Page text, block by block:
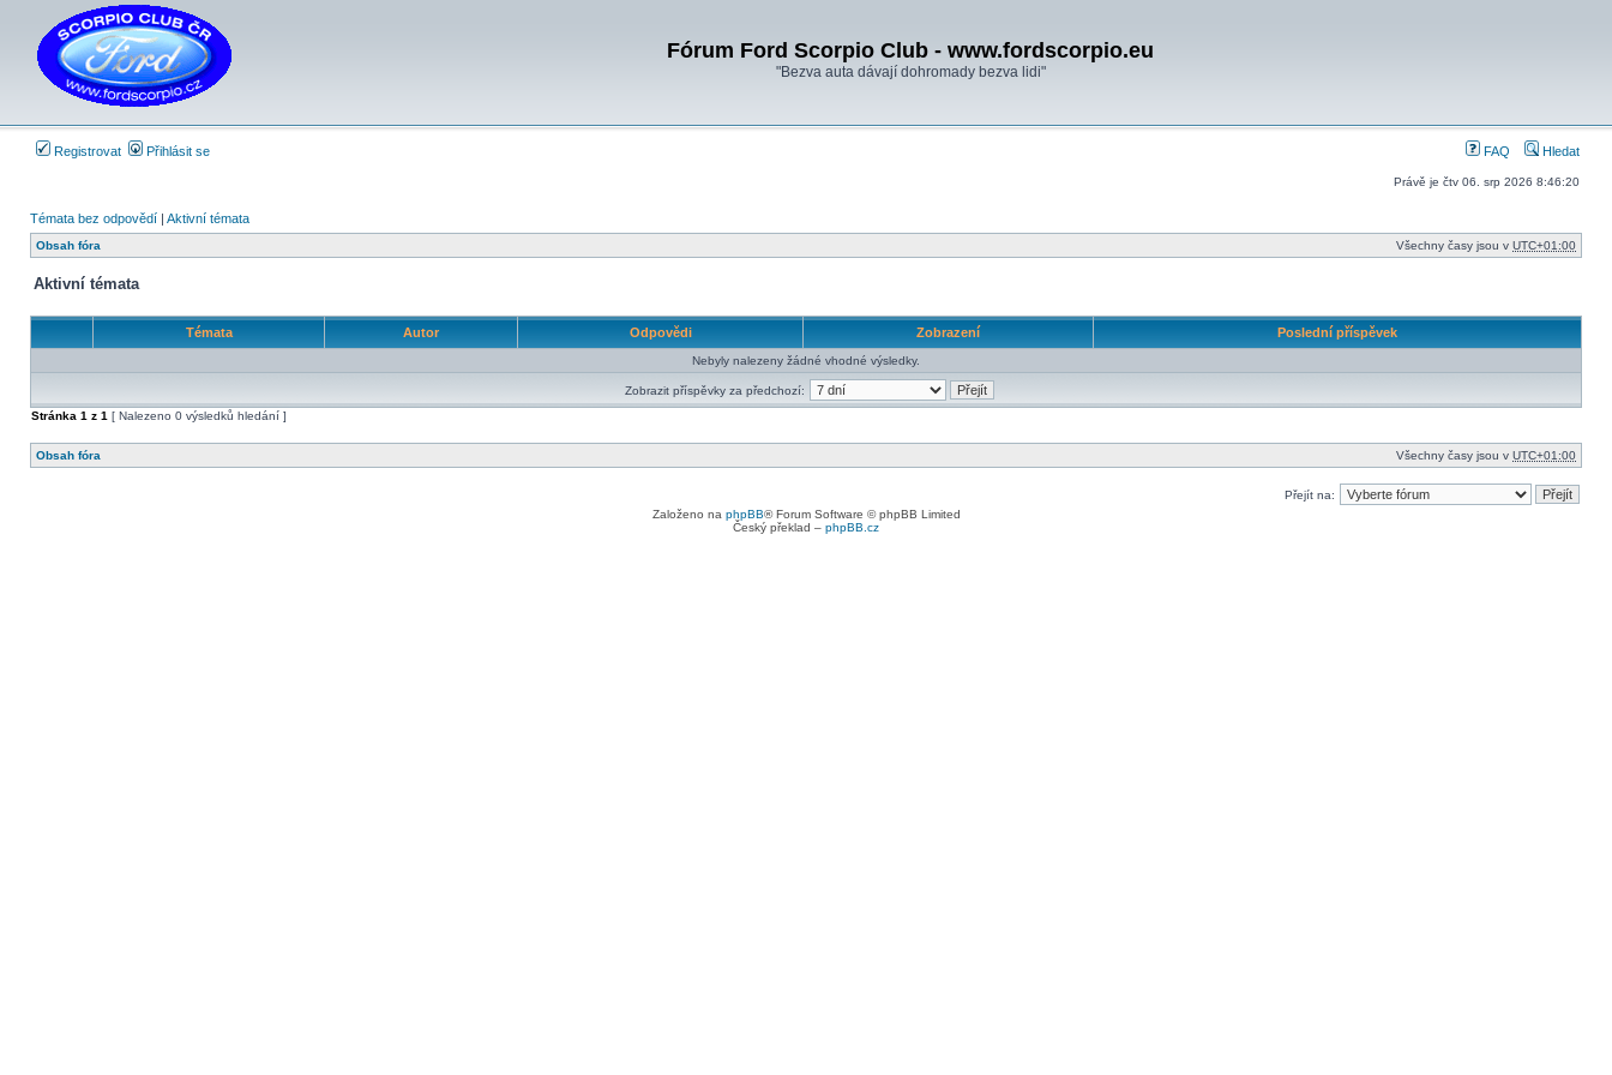
Fórum Ford Scorpio Club - www.fordscorpio.eu
"Bezva auta dávají dohromady bezva lidi"
Registrovat Přihlásit se FAQ Hledat
Právě je čtv 06. srp 2026 8:46:20
Témata bez odpovědí | Aktivní témata
Obsah fóra Všechny časy jsou v UTC+01:00
Aktivní témata
Témata Autor Odpovědi Zobrazení Poslední příspěvek
Nebyly nalezeny žádné vhodné výsledky.
Zobrazit příspěvky za předchozí:
Stránka 1 z 1 [ Nalezeno 0 výsledků hledání ]
Obsah fóra Všechny časy jsou v UTC+01:00
Přejít na:
Založeno na phpBB® Forum Software © phpBB Limited
Český překlad – phpBB.cz